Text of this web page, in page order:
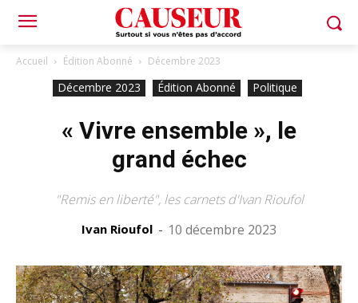
Accueil Édition Abonné Décembre 2023
Décembre 2023 Édition Abonné Politique
« Vivre ensemble », le
grand échec
"Remis en liberté", les carnets d'Ivan Rioufol
Ivan Rioufol - 10 décembre 2023